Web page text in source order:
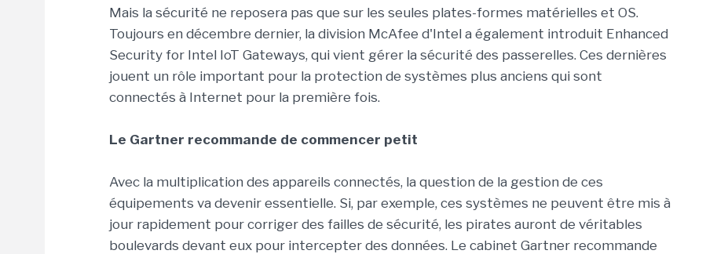
Mais la sécurité ne reposera pas que sur les seules plates-formes matérielles et OS.
Toujours en décembre dernier, la division McAfee d'Intel a également introduit Enhanced
Security for Intel IoT Gateways, qui vient gérer la sécurité des passerelles. Ces dernières
jouent un rôle important pour la protection de systèmes plus anciens qui sont
connectés à Internet pour la première fois.
Le Gartner recommande de commencer petit
Avec la multiplication des appareils connectés, la question de la gestion de ces
équipements va devenir essentielle. Si, par exemple, ces systèmes ne peuvent être mis à
jour rapidement pour corriger des failles de sécurité, les pirates auront de véritables
boulevards devant eux pour intercepter des données. Le cabinet Gartner recommande